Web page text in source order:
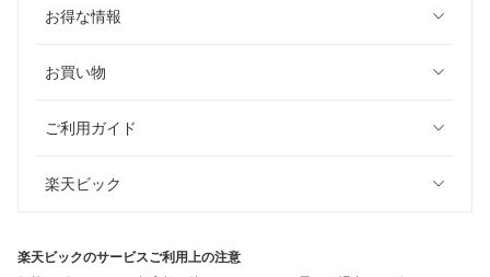
お得な情報
お買い物
ご利用ガイド
楽天ビック
楽天ビックのサービスご利用上の注意